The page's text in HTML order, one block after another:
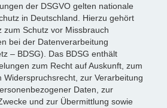
der DSGVO gelten nationale
in Deutschland. Hierzu gehört
zum Schutz vor Missbrauch
bei der Datenverarbeitung
– BDSG). Das BDSG enthält
zum Recht auf Auskunft, zum
Widerspruchsrecht, zur Verarbeitung
Daten, zur
und zur Übermittlung sowie